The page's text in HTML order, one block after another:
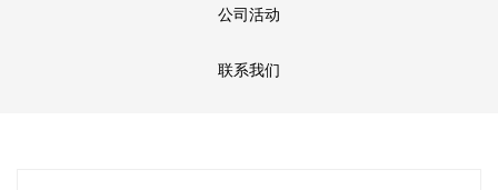
公司活动
联系我们